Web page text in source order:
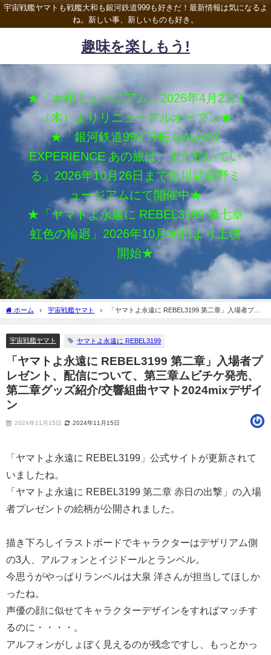
宇宙戦艦ヤマトも戦艦大和も銀河鉄道999も好きだ！最新情報は気になるよ
ね。新しい事、新しいものも好き。
趣味を楽しもう!
★「大和ミュージアム」2026年4月23日
（木）よりリニューアルオープン★
★「銀河鉄道999 THE GALAXY
EXPERIENCE あの旅は、まだ続いてい
る」2026年10月26日まで角川武蔵野ミ
ュージアムにて開催中★
★「ヤマトよ永遠に REBEL3199 第七章
虹色の輪廻」2026年10月30日より上映
開始★
ホーム 宇宙戦艦ヤマト
「ヤマトよ永遠に REBEL3199 第二章」入場者プレ
宇宙戦艦ヤマト
ヤマトよ永遠に REBEL3199
「ヤマトよ永遠に REBEL3199 第二章」入場者プ
レゼント、配信について、第三章ムビチケ発売、
第二章グッズ紹介/交響組曲ヤマト2024mixデザイ
ン
2024年11月15日 2024年11月15日
「ヤマトよ永遠に REBEL3199」公式サイトが更新されて
いましたね。
「ヤマトよ永遠に REBEL3199 第二章 赤日の出撃」の入場
者プレゼントの絵柄が公開されました。
描き下ろしイラストボードでキャラクターはデザリアム側
の3人、アルフォンとイジドールとランベル。
今思うがやっぱりランベルは大泉 洋さんが担当してほしか
ったね。
声優の顔に似せてキャラクターデザインをすればマッチす
るのに・・・・。
アルフォンがしょぼく見えるのが残念ですし、もっとかっ